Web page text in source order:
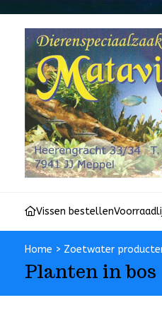
Vissen bestellen
Home > Zoetwater
Planten in bos